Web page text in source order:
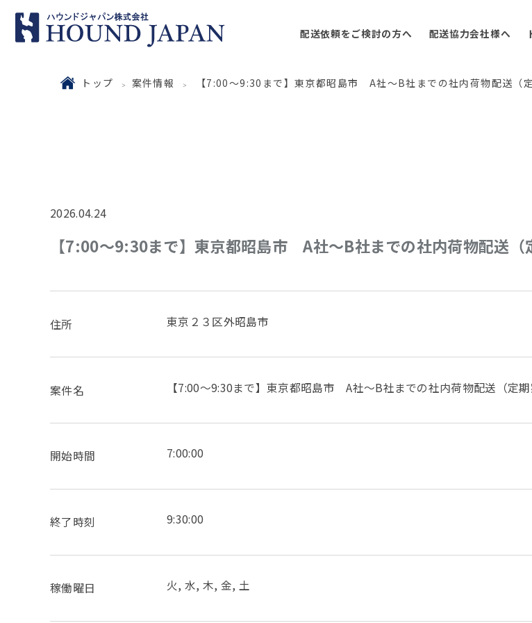
配送依頼をご検討の方へ 配送協力会社様へ
トップ 案件情報 【7:00～9:30まで】東京都昭島市 A社〜B社までの社内荷物配送（定
2026.04.24
【7:00～9:30まで】東京都昭島市 A社〜B社までの社内荷物配送（
住所 東京２３区外昭島市
案件名 【7:00～9:30まで】東京都昭島市 A社〜B社までの社内荷物配送（定期
開始時間 7:00:00
終了時刻 9:30:00
稼働曜日 火, 水, 木, 金, 土